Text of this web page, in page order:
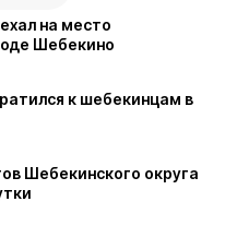
на место
Шебекино
к шебекинцам в
Шебекинского округа